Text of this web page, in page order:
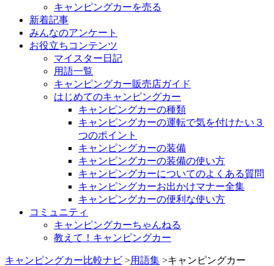
キャンピングカーを売る
新着記事
みんなのアンケート
お役立ちコンテンツ
マイスター日記
用語一覧
キャンピングカー販売店ガイド
はじめてのキャンピングカー
キャンピングカーの種類
キャンピングカーの運転で気を付けたい３
つのポイント
キャンピングカーの装備
キャンピングカーの装備の使い方
キャンピングカーについてのよくある質問
キャンピングカーお出かけマナー全集
キャンピングカーの便利な使い方
コミュニティ
キャンピングカーちゃんねる
教えて！キャンピングカー
キャンピングカー比較ナビ >用語集 >キャンピングカー